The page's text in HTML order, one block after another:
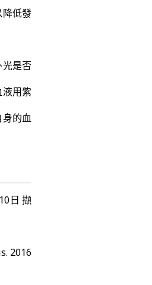
低發
是否
用紫
的血
日 擷
2016